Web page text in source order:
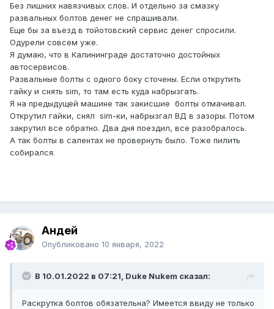
Без лишних навязчивых слов. И отдельно за смазку
развальных болтов денег не спрашивали.
Еще бы за въезд в тойотовский сервис денег спросили.
Одурели совсем уже.
Я думаю, что в Калининграде достаточно достойных
автосервисов.
Развальные болты с одного боку сточены. Если открутить
гайку и снять sim, то там есть куда набрызгать.
Я на предыдущей машине так закисшие болты отмачивал.
Открутил гайки, снял sim-ки, набрызгал ВД в зазоры. Потом
закрутил все обратно. Два дня поездил, все разобралось.
А так болты в салентах не провернуть было. Тоже пилить
собирался.
Андей
Опубликовано 10 января, 2022
В 10.01.2022 в 07:21, Duke Nukem сказал:
Раскрутка болтов обязательна? Имеется ввиду не только